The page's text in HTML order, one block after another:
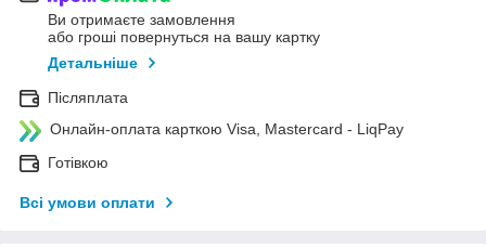
Ви отримаєте замовлення
або гроші повернуться на вашу картку
Детальніше
Післяплата
Онлайн-оплата карткою Visa, Mastercard - LiqPay
Готівкою
Всі умови оплати